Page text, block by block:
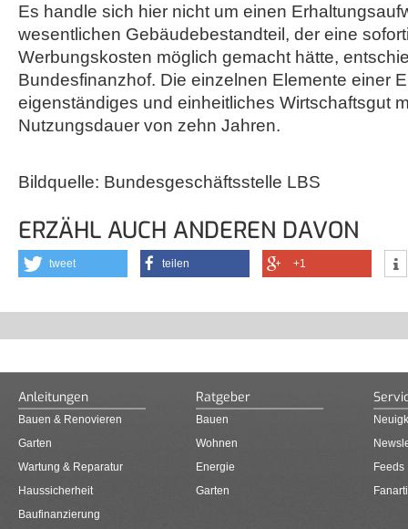
Es handle sich hier nicht um einen
wesentlichen Gebäudebestandteil, der eine
Werbungskosten möglich gemacht hätte,
Bundesfinanzhof. Die einzelnen Elemente einer
eigenständiges und einheitliches Wirtschaftsgut
Nutzungsdauer von zehn Jahren.
Bildquelle: Bundesgeschäftsstelle LBS
ERZÄHL AUCH ANDEREN DAVON
tweet teilen +1
Anleitungen
Bauen & Renovieren
Garten
Wartung & Reparatur
Haussicherheit
Baufinanzierung
Ratgeber
Bauen
Wohnen
Energie
Garten
Feeds